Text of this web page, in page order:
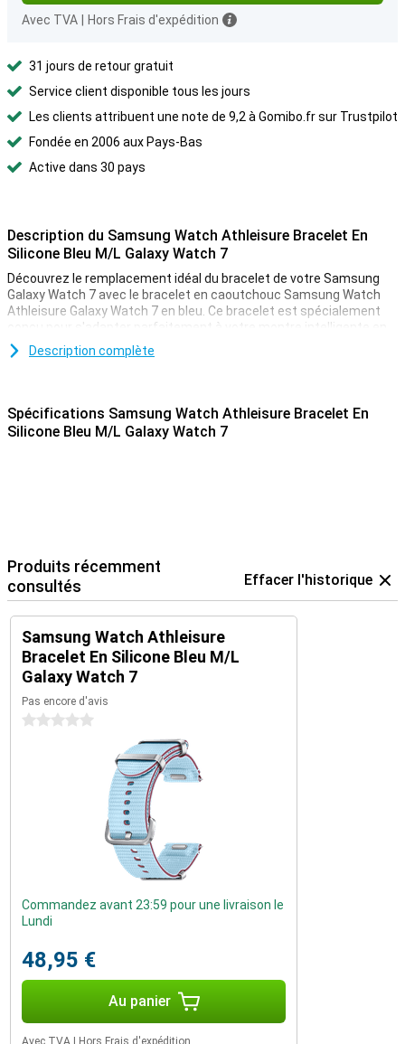
Avec TVA Hors Frais d'expédition
31 jours de retour gratuit
Service client disponible tous les jours
Les clients attribuent une note de 9,2 à Gomibo.fr sur Trustpilot
Fondée en 2006 aux Pays-Bas
Active dans 30 pays
Description du Samsung Watch Athleisure Bracelet En
Silicone Bleu M/L Galaxy Watch 7
Découvrez le remplacement idéal du bracelet de votre Samsung
Galaxy Watch 7 avec le bracelet en caoutchouc Samsung Watch
Athleisure Galaxy Watch 7 en bleu. Ce bracelet est spécialement
conçu pour s'adapter parfaitement à votre montre intelligente en
termes de style et de fonctionnalité. Le matériau souple en
caoutchouc garantit le confort du bracelet tout au long de la
Élégant et polyvalent
Vous souhaitez personnaliser votre montre selon votre propre
Description complète
Spécifications Samsung Watch Athleisure Bracelet En
Silicone Bleu M/L Galaxy Watch 7
Produits récemment
consultés
Effacer l'historique
Samsung Watch Athleisure
Bracelet En Silicone Bleu M/L
Galaxy Watch 7
Pas encore d'avis
0 étoiles
Commandez avant 23:59 pour une livraison le
Lundi
48,95 €
Au panier
Avec TVA Hors Frais d'expédition